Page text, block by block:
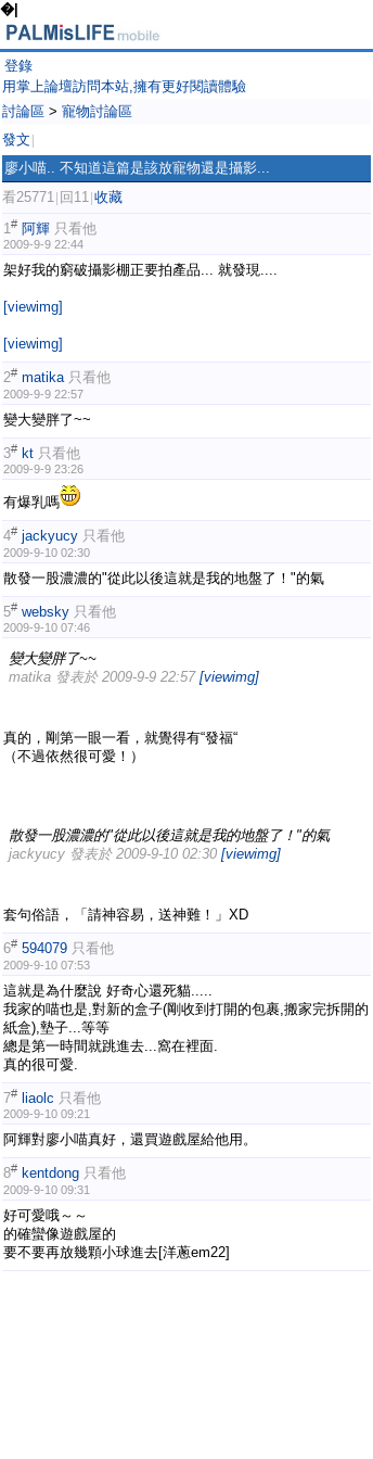
�|
登錄
用掌上論壇訪問本站,擁有更好閱讀體驗
討論區 > 寵物討論區
發文
廖小喵.. 不知道這篇是該放寵物還是攝影...
看25771 回11 收藏
1# 阿輝 只看他
2009-9-9 22:44
架好我的窮破攝影棚正要拍產品... 就發現....
[viewimg]
[viewimg]
2# matika 只看他
2009-9-9 22:57
變大變胖了~~
3# kt 只看他
2009-9-9 23:26
有爆乳嗎
4# jackyucy 只看他
2009-9-10 02:30
散發一股濃濃的"從此以後這就是我的地盤了！"的氣
5# websky 只看他
2009-9-10 07:46
變大變胖了~~
matika 發表於 2009-9-9 22:57 [viewimg]
真的，剛第一眼一看，就覺得有“發福“
（不過依然很可愛！）
散發一股濃濃的"從此以後這就是我的地盤了！"的氣
jackyucy 發表於 2009-9-10 02:30 [viewimg]
套句俗語，「請神容易，送神難！」XD
6# 594079 只看他
2009-9-10 07:53
這就是為什麼說 好奇心還死貓.....
我家的喵也是,對新的盒子(剛收到打開的包裹,搬家完拆開的
紙盒),墊子...等等
總是第一時間就跳進去...窩在裡面.
真的很可愛.
7# liaolc 只看他
2009-9-10 09:21
阿輝對廖小喵真好，還買遊戲屋給他用。
8# kentdong 只看他
2009-9-10 09:31
好可愛哦～～
的確蠻像遊戲屋的
要不要再放幾顆小球進去[洋蔥em22]